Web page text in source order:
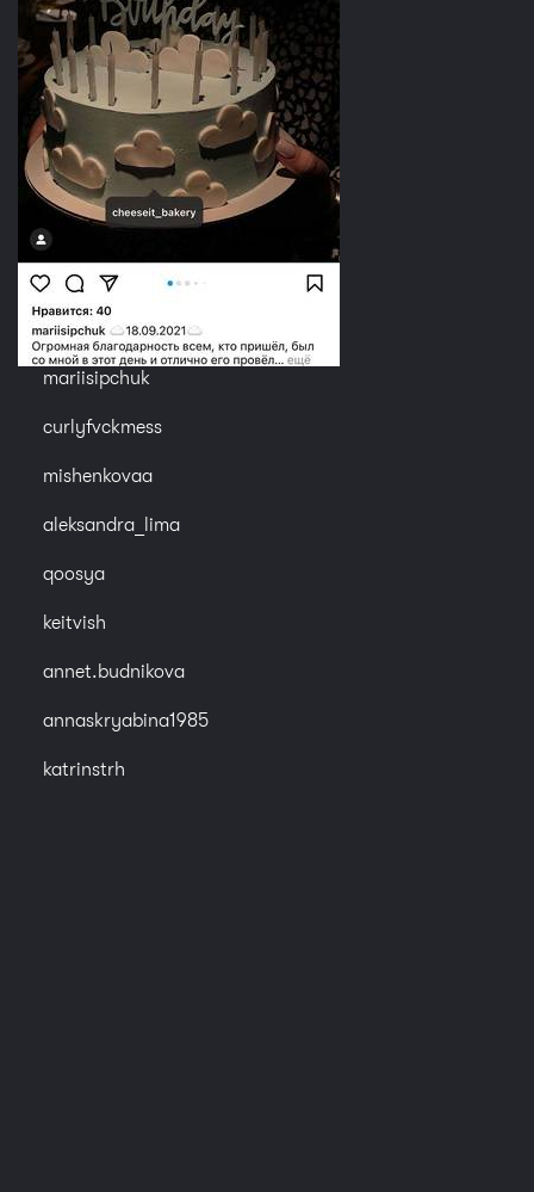
mariisipchuk
curlyfvckmess
mishenkovaa
aleksandra_lima
qoosya
keitvish
annet.budnikova
annaskryabina1985
katrinstrh